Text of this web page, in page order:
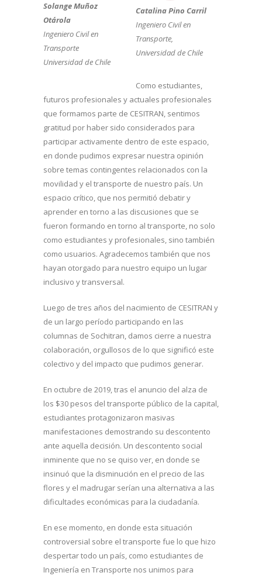
Solange Muñoz
Otárola
Ingeniero Civil en
Transporte
Universidad de Chile
Catalina Pino Carril
Ingeniero Civil en
Transporte,
Universidad de Chile
Como estudiantes,
futuros profesionales y actuales profesionales
que formamos parte de CESITRAN, sentimos
gratitud por haber sido considerados para
participar activamente dentro de este espacio,
en donde pudimos expresar nuestra opinión
sobre temas contingentes relacionados con la
movilidad y el transporte de nuestro país. Un
espacio crítico, que nos permitió debatir y
aprender en torno a las discusiones que se
fueron formando en torno al transporte, no solo
como estudiantes y profesionales, sino también
como usuarios. Agradecemos también que nos
hayan otorgado para nuestro equipo un lugar
inclusivo y transversal.
Luego de tres años del nacimiento de CESITRAN y
de un largo período participando en las
columnas de Sochitran, damos cierre a nuestra
colaboración, orgullosos de lo que significó este
colectivo y del impacto que pudimos generar.
En octubre de 2019, tras el anuncio del alza de
los $30 pesos del transporte público de la capital,
estudiantes protagonizaron masivas
manifestaciones demostrando su descontento
ante aquella decisión. Un descontento social
inminente que no se quiso ver, en donde se
insinuó que la disminución en el precio de las
flores y el madrugar serían una alternativa a las
dificultades económicas para la ciudadanía.
En ese momento, en donde esta situación
controversial sobre el transporte fue lo que hizo
despertar todo un país, como estudiantes de
Ingeniería en Transporte nos unimos para